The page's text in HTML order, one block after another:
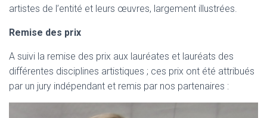
artistes de l’entité et leurs œuvres, largement illustrées.
Remise des prix
A suivi la remise des prix aux lauréates et lauréats des
différentes disciplines artistiques ; ces prix ont été attribués
par un jury indépendant et remis par nos partenaires :